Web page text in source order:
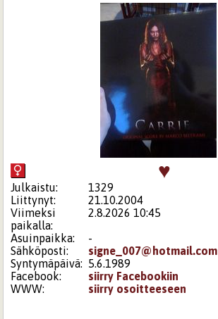
♥
Julkaistu:
1329
Liittynyt:
21.10.2004
Viimeksi
paikalla:
2.8.2026 10:45
Asuinpaikka:
-
Sähköposti:
signe_007@hotmail.com
Syntymäpäivä: 5.6.1989
Facebook:
siirry Facebookiin
WWW:
siirry osoitteeseen